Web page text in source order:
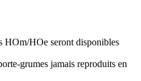
HOm/HOe seront disponibles
grumes jamais reproduits en